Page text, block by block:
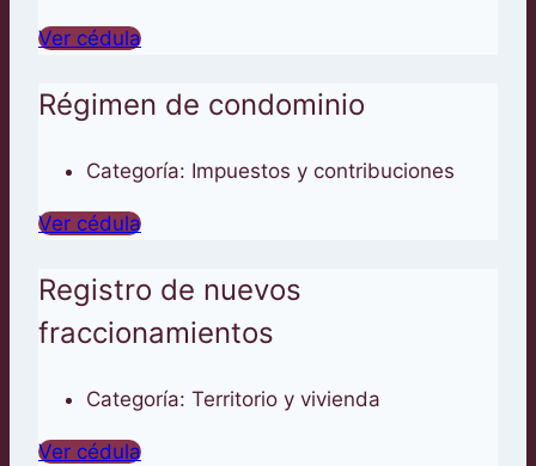
Ver cédula
Régimen de condominio
Categoría: Impuestos y contribuciones
Ver cédula
Registro de nuevos
fraccionamientos
Categoría: Territorio y vivienda
Ver cédula